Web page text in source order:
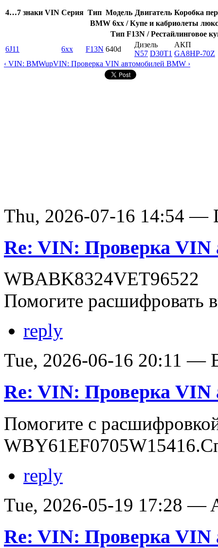
4…7 знаки VIN Серия Тип Модель Двигатель Коробка
BMW 6xx / Купе и кабриолеты
Тип F13N / Рестайлинговое
6J11
6xx F13N 640d
Дизель
N57 D30T1
АКП
GA8HP-70Z
‹ VIN: BMWupVIN: Проверка VIN автомобилей BMW ›
Thu, 2026-07-16 14:54 —
Re: VIN: Проверка VIN
WBABK8324VET96522
Помогите расшифровать
reply
Tue, 2026-06-16 20:11 —
Re: VIN: Проверка VIN
Помогите с
reply
Tue, 2026-05-19 17:28 —
Re: VIN: Проверка VIN